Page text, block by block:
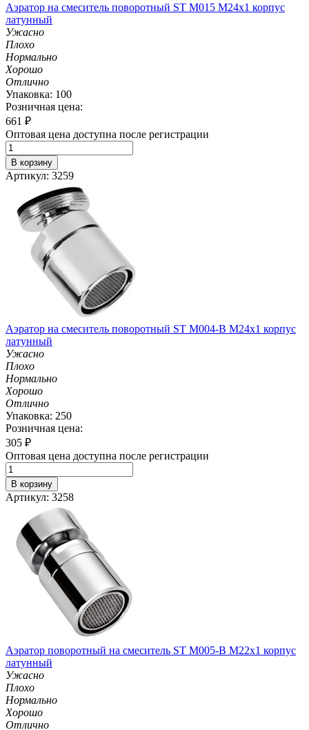
Аэратор на смеситель поворотный ST M015 M24х1 корпус
латунный
Ужасно
Плохо
Нормально
Хорошо
Отлично
Упаковка: 100
Розничная цена:
661 ₽
Оптовая цена доступна после регистрации
В корзину
Артикул: 3259
Аэратор на смеситель поворотный ST М004-B М24х1 корпус
латунный
Ужасно
Плохо
Нормально
Хорошо
Отлично
Упаковка: 250
Розничная цена:
305 ₽
Оптовая цена доступна после регистрации
В корзину
Артикул: 3258
Аэратор поворотный на смеситель ST М005-B М22х1 корпус
латунный
Ужасно
Плохо
Нормально
Хорошо
Отлично